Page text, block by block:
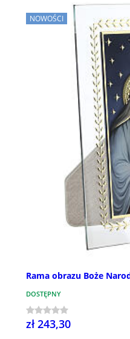
NOWOŚCI
Rama obrazu Boże
DOSTĘPNY
zł 243,30